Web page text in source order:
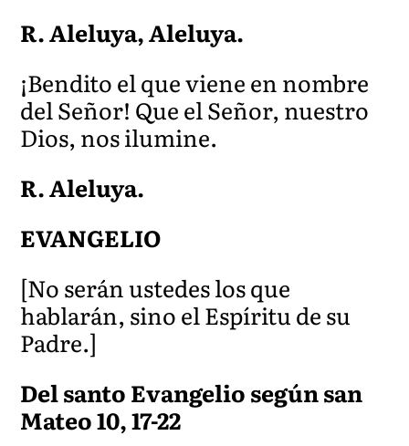
R. Aleluya, Aleluya.
¡Bendito el que viene en nombre
del Señor! Que el Señor, nuestro
Dios, nos ilumine.
R. Aleluya.
EVANGELIO
[No serán ustedes los que
hablarán, sino el Espíritu de su
Padre.]
Del santo Evangelio según san
Mateo 10, 17-22